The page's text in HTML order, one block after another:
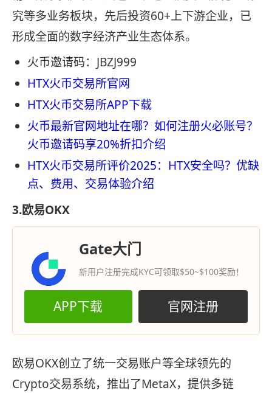
究等多业务板块，先后投资60+上下游企业，已
形成全面的数字经济产业生态体系。
火币邀请码：JBZJ999
HTX火币交易所官网
HTX火币交易所APP下载
火币最新官网地址在哪？如何注册火必账号？
火币邀请码享20%折扣介绍
HTX火币交易所评价2025：HTX安全吗？优缺
点、费用、交易体验介绍
3.欧易OKX
Gate大门
新用户注册完成KYC可领取$50~$100奖励！
APP下载 官网注册
欧易OKX创立了统一交易账户等全球领先的
Crypto交易系统，推出了MetaX，提供多链